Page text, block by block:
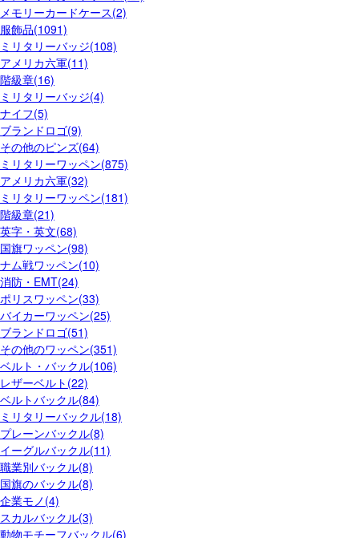
メモリーカードケース(2)
服飾品(1091)
ミリタリーバッジ(108)
アメリカ六軍(11)
階級章(16)
ミリタリーバッジ(4)
ナイフ(5)
ブランドロゴ(9)
その他のピンズ(64)
ミリタリーワッペン(875)
アメリカ六軍(32)
ミリタリーワッペン(181)
階級章(21)
英字・英文(68)
国旗ワッペン(98)
ナム戦ワッペン(10)
消防・EMT(24)
ポリスワッペン(33)
バイカーワッペン(25)
ブランドロゴ(51)
その他のワッペン(351)
ベルト・バックル(106)
レザーベルト(22)
ベルトバックル(84)
ミリタリーバックル(18)
プレーンバックル(8)
イーグルバックル(11)
職業別バックル(8)
国旗のバックル(8)
企業モノ(4)
スカルバックル(3)
動物モチーフバックル(6)